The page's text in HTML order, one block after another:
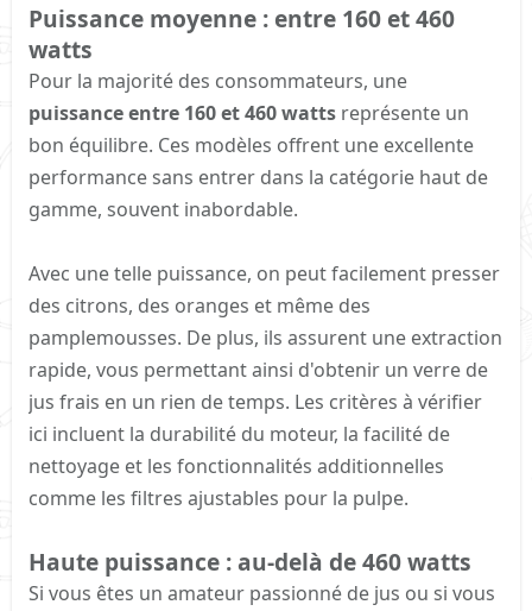
Puissance moyenne : entre 160 et 460
watts​
Pour la majorité des consommateurs, une
puissance entre 160 et 460 watts représente un
bon équilibre. Ces modèles offrent une excellente
performance sans entrer dans la catégorie haut de
gamme, souvent inabordable.
Avec une telle puissance, on peut facilement presser
des citrons, des oranges et même des
pamplemousses. De plus, ils assurent une extraction
rapide, vous permettant ainsi d'obtenir un verre de
jus frais en un rien de temps. Les critères à vérifier
ici incluent la durabilité du moteur, la facilité de
nettoyage et les fonctionnalités additionnelles
comme les filtres ajustables pour la pulpe.
Haute puissance : au-delà de 460 watts​
Si vous êtes un amateur passionné de jus ou si vous